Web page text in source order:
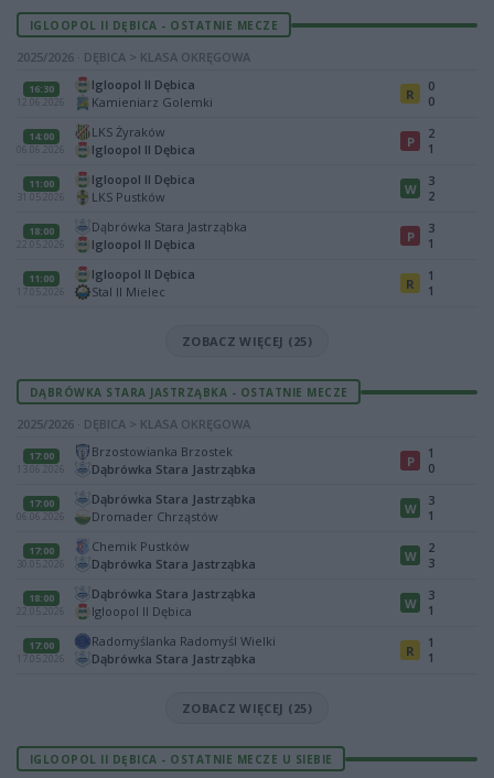
IGLOOPOL II DĘBICA - OSTATNIE MECZE
2025/2026 · DĘBICA > KLASA OKRĘGOWA
16:30
12.06.2026
Igloopol II Dębica
Kamieniarz Golemki
R
0
0
14:00
06.06.2026
LKS Żyraków
Igloopol II Dębica
P
2
1
11:00
31.05.2026
Igloopol II Dębica
LKS Pustków
W
3
2
18:00
22.05.2026
Dąbrówka Stara Jastrząbka
Igloopol II Dębica
P
3
1
11:00
17.05.2026
Igloopol II Dębica
Stal II Mielec
R
1
1
ZOBACZ WIĘCEJ (25)
DĄBRÓWKA STARA JASTRZĄBKA - OSTATNIE MECZE
2025/2026 · DĘBICA > KLASA OKRĘGOWA
17:00
13.06.2026
Brzostowianka Brzostek
Dąbrówka Stara Jastrząbka
P
1
0
17:00
06.06.2026
Dąbrówka Stara Jastrząbka
Dromader Chrząstów
W
3
1
17:00
30.05.2026
Chemik Pustków
Dąbrówka Stara Jastrząbka
W
2
3
18:00
22.05.2026
Dąbrówka Stara Jastrząbka
Igloopol II Dębica
W
3
1
17:00
17.05.2026
Radomyślanka Radomyśl Wielki
Dąbrówka Stara Jastrząbka
R
1
1
ZOBACZ WIĘCEJ (25)
IGLOOPOL II DĘBICA - OSTATNIE MECZE U SIEBIE